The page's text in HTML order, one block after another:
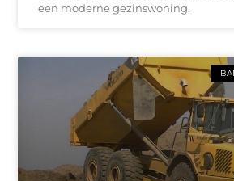
een moderne gezinswoning,